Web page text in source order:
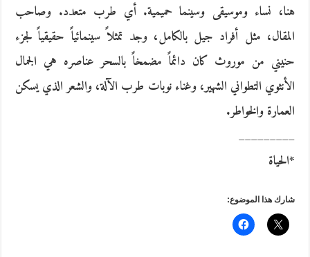
هنا، نساء وموسيقى وسينما حميمية. أي طرب متعدد. وصاحب
المقال، مثل أفراد جيل بالكامل، وجد تمثلاً سينمائياً حقيقياً لجزء
حنيني من موروث كان دائماً مضمخاً بالسحر عناصره هي الجمال
الأنثوي التطواني الشهير، وغناء نوبات طرب الآلة، والشعر الذي يسكن
العمارة والخواطر.
_________
*الحياة
شارك هذا الموضوع: